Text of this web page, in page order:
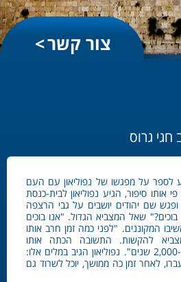
צור קשר
גרוס
לספר על מפגשו של נפוליאון עם העם
אותו סיפור, הגיע נפוליאון לבית-כנסת
שם יהודים יושבים על גבי הרצפה
שאל המצביא הגדול. "אנו בוכים
המקוננים. "לפני כמה זמן חרב אותו
להקשות. התשובה הכתה אותו
בתדהמה: "לפני למעלה מ-2,000 שנים". נפוליאון הגיב במלים אלו:
לאחר זמן כה ממושך, יוכל לשרוד גם